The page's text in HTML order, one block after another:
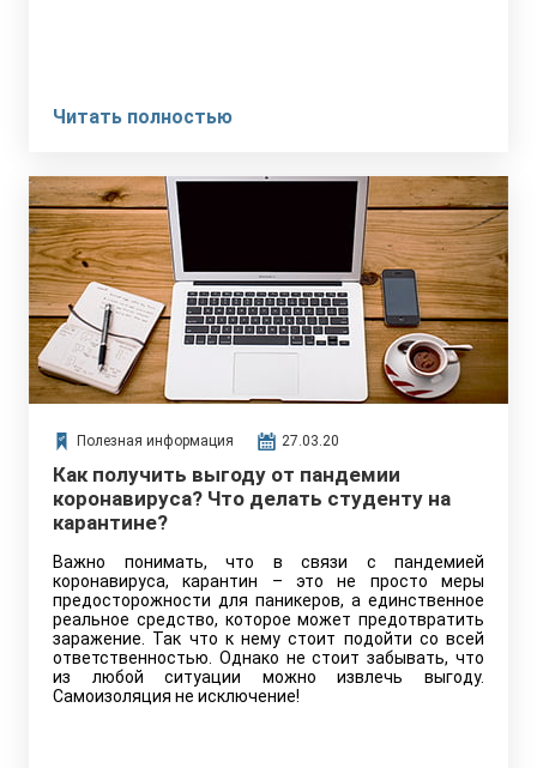
Читать полностью
Полезная информация 27.03.20
Как получить выгоду от пандемии
коронавируса? Что делать студенту на
карантине?
Важно понимать, что в связи с пандемией
коронавируса, карантин – это не просто меры
предосторожности для паникеров, а единственное
реальное средство, которое может предотвратить
заражение. Так что к нему стоит подойти со всей
ответственностью. Однако не стоит забывать, что
из любой ситуации можно извлечь выгоду.
Самоизоляция не исключение!